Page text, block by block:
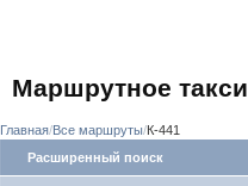
Маршрутное такси
Главная Все маршруты К-441
Расширенный поиск